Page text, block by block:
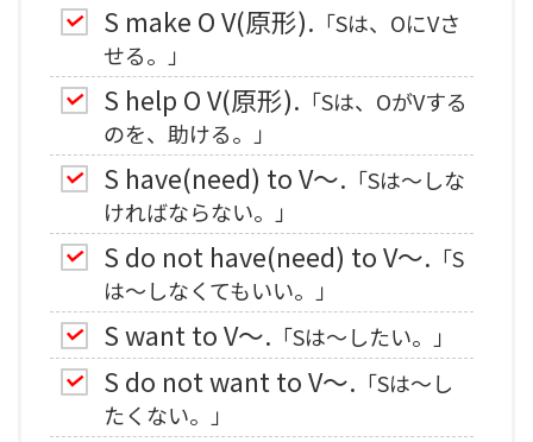
S make O V(原形). 「Sは、OにVさ
せる。」
S help O V(原形). 「Sは、OがVする
のを、助ける。」
S have(need) to V～. 「Sは～しな
ければならない。」
S do not have(need) to V～. 「S
は～しなくてもいい。」
S want to V～. 「Sは～したい。」
S do not want to V～. 「Sは～し
たくない。」